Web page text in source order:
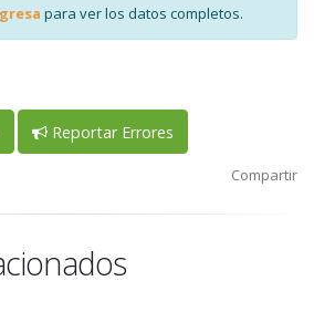
para ver los datos completos.
Reportar Errores
Compartir